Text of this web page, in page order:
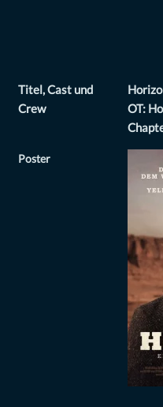
Titel, Cast und
Crew
OT:
Poster